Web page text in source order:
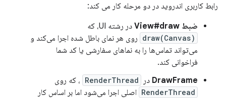
رابط کاربری اندروید در دو مرحله کار می کند:
ضبط View#draw
در رشته UI، که
draw(Canvas) روی هر نمای باطل شده اجرا می‌کند و
می‌تواند تماس‌ها را به نماهای سفارشی یا کد شما
فراخوانی کند.
DrawFrame در RenderThread ، که روی
RenderThread اصلی اجرا می‌شود اما بر اساس کار